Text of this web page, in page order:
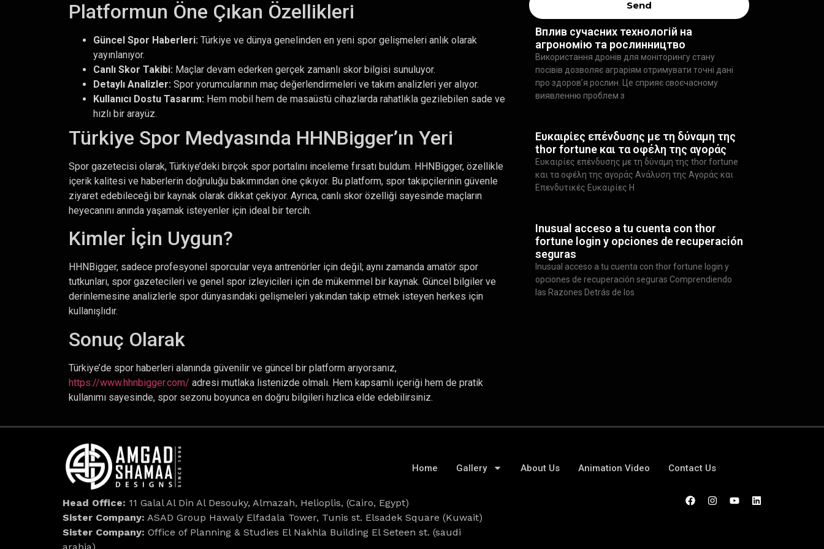
Platformun Öne Çıkan Özellikleri
Güncel Spor Haberleri: Türkiye ve dünya genelinden en yeni spor gelişmeleri anlık olarak
yayınlanıyor.
Canlı Skor Takibi: Maçlar devam ederken gerçek zamanlı skor bilgisi sunuluyor.
Detaylı Analizler: Spor yorumcularının maç değerlendirmeleri ve takım analizleri yer alıyor.
Kullanıcı Dostu Tasarım: Hem mobil hem de masaüstü cihazlarda rahatlıkla gezilebilen sade ve
hızlı bir arayüz.
Türkiye Spor Medyasında HHNBigger’ın Yeri
Spor gazetecisi olarak, Türkiye’deki birçok spor portalını inceleme fırsatı buldum. HHNBigger, özellikle
içerik kalitesi ve haberlerin doğruluğu bakımından öne çıkıyor. Bu platform, spor takipçilerinin güvenle
ziyaret edebileceği bir kaynak olarak dikkat çekiyor. Ayrıca, canlı skor özelliği sayesinde maçların
heyecanını anında yaşamak isteyenler için ideal bir tercih.
Kimler İçin Uygun?
HHNBigger, sadece profesyonel sporcular veya antrenörler için değil; aynı zamanda amatör spor
tutkunları, spor gazetecileri ve genel spor izleyicileri için de mükemmel bir kaynak. Güncel bilgiler ve
derinlemesine analizlerle spor dünyasındaki gelişmeleri yakından takip etmek isteyen herkes için
kullanışlıdır.
Sonuç Olarak
Türkiye’de spor haberleri alanında güvenilir ve güncel bir platform arıyorsanız,
https://www.hhnbigger.com/ adresi mutlaka listenizde olmalı. Hem kapsamlı içeriği hem de pratik
kullanımı sayesinde, spor sezonu boyunca en doğru bilgileri hızlıca elde edebilirsiniz.
Send
Вплив сучасних технологій на
агрономію та рослинництво
Використання дронів для моніторингу стану
посівів дозволяє аграріям отримувати точні дані
про здоров’я рослин. Це сприяє своєчасному
виявленню проблем з
Ευκαιρίες επένδυσης με τη δύναμη της
thor fortune και τα οφέλη της αγοράς
Ευκαιρίες επένδυσης με τη δύναμη της thor fortune
και τα οφέλη της αγοράς Ανάλυση της Αγοράς και
Επενδυτικές Ευκαιρίες Η
Inusual acceso a tu cuenta con thor
fortune login y opciones de recuperación
seguras
Inusual acceso a tu cuenta con thor fortune login y
opciones de recuperación seguras Comprendiendo
las Razones Detrás de los
Home Gallery About Us Animation Video Contact Us
Head Office: 11 Galal Al Din Al Desouky, Almazah, Helioplis, (Cairo, Egypt)
Sister Company: ASAD Group Hawaly Elfadala Tower, Tunis st. Elsadek Square (Kuwait)
Sister Company: Office of Planning & Studies El Nakhla Building El Seteen st. (saudi